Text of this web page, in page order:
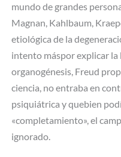
mundo de grandes
Magnan, Kahlbaum,
etiológica de la
intento máspor explicar la
organogénesis, Freud
ciencia, no entraba en
psiquiátrica y quebien
«completamiento», el
ignorado.